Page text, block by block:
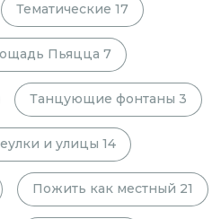
Тематические 17
Пьяцца 7
Танцующие фонтаны 3
и улицы 14
Пожить как местный 21